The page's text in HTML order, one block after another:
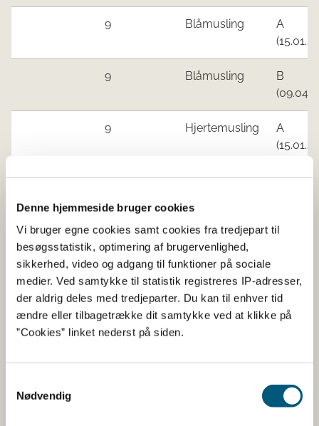
Denne hjemmeside bruger cookies
Vi bruger egne cookies samt cookies fra tredjepart til
besøgsstatistik, optimering af brugervenlighed,
sikkerhed, video og adgang til funktioner på sociale
medier. Ved samtykke til statistik registreres IP-adresser,
der aldrig deles med tredjeparter. Du kan til enhver tid
ændre eller tilbagetrække dit samtykke ved at klikke på
”Cookies” linket nederst på siden.
Nødvendig
9​ ​Blåmusling
A
​9 ​Blåmusling​
B
9​ Hjertemusling
A
​9 Hjertemusling
B
​13 Hjertemusling​
​A
13​ ​Hjertemusling
​B
15​
A